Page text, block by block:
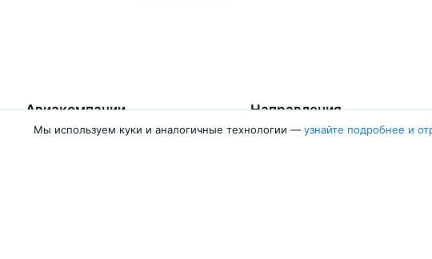
Авиакомпании Направления
Мы используем куки и аналогичные технологии — узнайте подробнее и